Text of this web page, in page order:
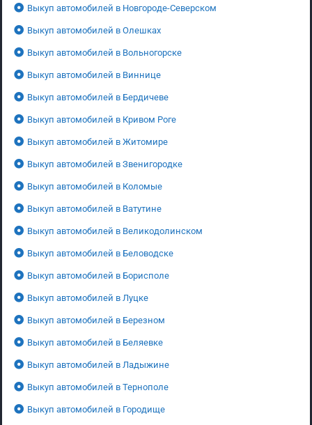
Выкуп автомобилей в Новгороде-Северском
Выкуп автомобилей в Олешках
Выкуп автомобилей в Вольногорске
Выкуп автомобилей в Виннице
Выкуп автомобилей в Бердичеве
Выкуп автомобилей в Кривом Роге
Выкуп автомобилей в Житомире
Выкуп автомобилей в Звенигородке
Выкуп автомобилей в Коломые
Выкуп автомобилей в Ватутине
Выкуп автомобилей в Великодолинском
Выкуп автомобилей в Беловодске
Выкуп автомобилей в Борисполе
Выкуп автомобилей в Луцке
Выкуп автомобилей в Березном
Выкуп автомобилей в Беляевке
Выкуп автомобилей в Ладыжине
Выкуп автомобилей в Тернополе
Выкуп автомобилей в Городище